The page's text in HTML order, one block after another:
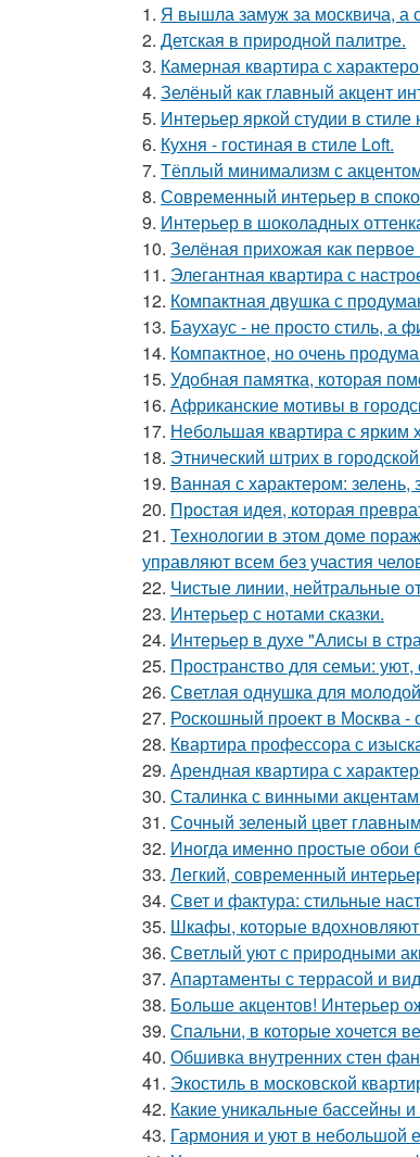
1. Я вышла замуж за москвича, а
2. Детская в природной палитре.
3. Камерная квартира с
4. Зелёный как главный акцент
5. Интерьер яркой студии в
6. Кухня - гостиная в стиле Loft.
7. Тёплый минимализм с
8. Современный интерьер в
9. Интерьер в шоколадных
10. Зелёная прихожая как
11. Элегантная квартира с
12. Компактная двушка с
13. Баухаус - не просто стиль, а
14. Компактное, но очень
15. Удобная памятка, которая
16. Африканские мотивы в
17. Небольшая квартира с ярким
18. Этнический штрих в
19. Ванная с характером: зелень,
20. Простая идея, которая
21. Технологии в этом доме
управляют всем без участия
22. Чистые линии, нейтральные
23. Интерьер с нотами сказки.
24. Интерьер в духе "Алисы в
25. Пространство для семьи:
26. Светлая однушка для
27. Роскошный проект в Москва -
28. Квартира профессора с
29. Арендная квартира с
30. Сталинка с винными
31. Сочный зеленый цвет
32. Иногда именно простые обои
33. Легкий, современный
34. Свет и фактура: стильные
35. Шкафы, которые
36. Светлый уют с природными
37. Апартаменты с террасой и
38. Больше акцентов! Интерьер
39. Спальни, в которые хочется
40. Обшивка внутренних стен
41. Экостиль в московской
42. Какие уникальные бассейны
43. Гармония и уют в небольшой